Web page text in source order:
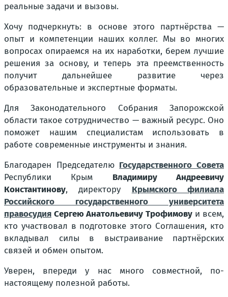
реальные задачи и вызовы.
Хочу подчеркнуть: в основе этого партнёрства —
опыт и компетенции наших коллег. Мы во многих
вопросах опираемся на их наработки, берем лучшие
решения за основу, и теперь эта преемственность
получит дальнейшее развитие через
образовательные и экспертные форматы.
Для Законодательного Собрания Запорожской
области такое сотрудничество — важный ресурс. Оно
поможет нашим специалистам использовать в
работе современные инструменты и знания.
Благодарен Председателю Государственного Совета
Республики Крым Владимиру Андреевичу
Константинову, директору Крымского филиала
Российского государственного университета
правосудия Сергею Анатольевичу Трофимовуи всем,
кто участвовал в подготовке этого Соглашения, кто
вкладывал силы в выстраивание партнёрских
связей и обмен опытом.
Уверен, впереди у нас много совместной, по-
настоящему полезной работы.